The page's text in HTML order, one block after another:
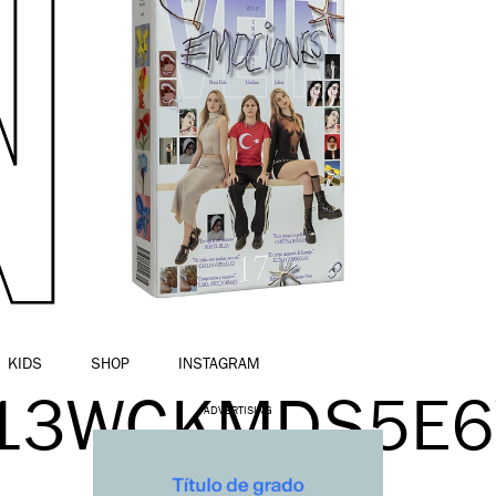
KIDS SHOP INSTAGRAM
ADVERTISING